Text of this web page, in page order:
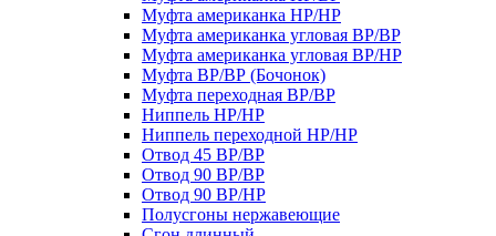
Муфта американка НР/НР
Муфта американка угловая ВР/ВР
Муфта американка угловая ВР/НР
Муфта ВР/ВР (Бочонок)
Муфта переходная ВР/ВР
Ниппель НР/НР
Ниппель переходной НР/НР
Отвод 45 ВР/ВР
Отвод 90 ВР/ВР
Отвод 90 ВР/НР
Полусгоны нержавеющие